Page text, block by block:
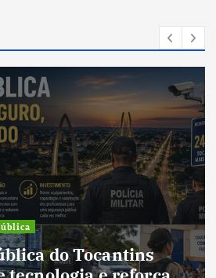
Cultura
Cultura do Tocantins
tradições e fortalece